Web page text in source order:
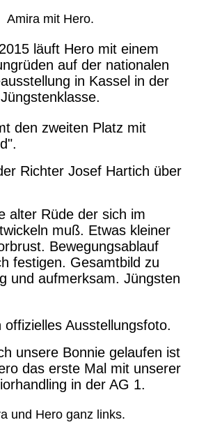
Amira mit Hero.
läuft Hero mit einem
auf der nationalen
in Kassel in der
Jüngstenklasse.
den zweiten Platz mit
Richter Josef Hartich über
alter Rüde der sich im
muß. Etwas kleiner
Bewegungsablauf
festigen. Gesamtbild zu
und aufmerksam. Jüngsten
offizielles Ausstellungsfoto.
unsere Bonnie gelaufen ist
das erste Mal mit unserer
in der AG 1.
und Hero ganz links.